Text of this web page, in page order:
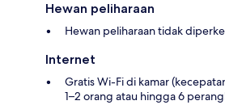
Hewan peliharaan
Hewan peliharaan tidak
Internet
Gratis Wi-Fi di kamar
1–2 orang atau hingga 6